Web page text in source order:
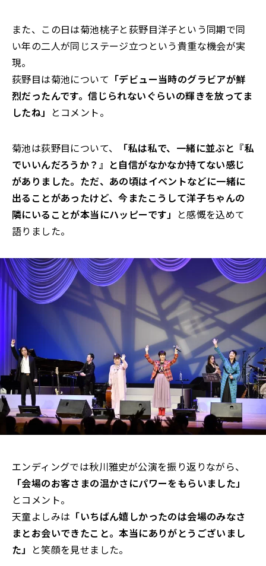
また、この日は菊池桃子と荻野目洋子という同期で同
い年の二人が同じステージ立つという貴重な機会が実
現。
荻野目は菊池について 「デビュー当時のグラビアが鮮
烈だったんです。信じられないぐらいの輝きを放ってま
したね」 とコメント。
菊池は荻野目について、
「私は私で、一緒に並ぶと『私
でいいんだろうか？』と自信がなかなか持てない感じ
がありました。ただ、あの頃はイベントなどに一緒に
出ることがあったけど、今またこうして洋子ちゃんの
隣にいることが本当にハッピーです」 と感慨を込めて
語りました。
エンディングでは秋川雅史が公演を振り返りながら、
「会場のお客さまの温かさにパワーをもらいました」
とコメント。
天童よしみは 「いちばん嬉しかったのは会場のみなさ
まとお会いできたこと。本当にありがとうございまし
た」 と笑顔を見せました。